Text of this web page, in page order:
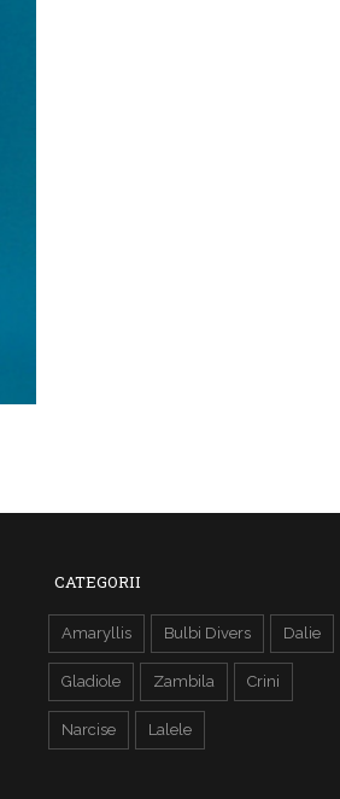
CATEGORII
Amaryllis Bulbi Divers Dalie
Gladiole Zambila Crini
Narcise Lalele